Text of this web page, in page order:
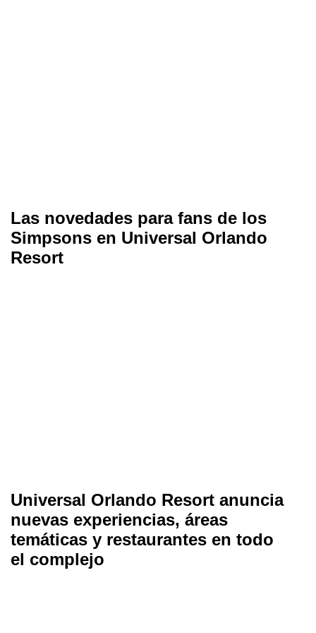
Las novedades para fans de los
Simpsons en Universal Orlando
Resort
Universal Orlando Resort anuncia
nuevas experiencias, áreas
temáticas y restaurantes en todo
el complejo